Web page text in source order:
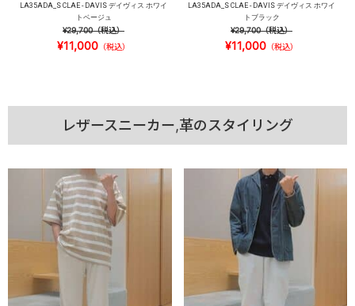
LA35ADA_S CLAE - DAVIS デイヴィス ホワイ
トベージュ
¥29,700（税込）
¥11,000 （税込）
LA35ADA_S CLAE - DAVIS デイヴィス ホワイ
トブラック
¥29,700（税込）
¥11,000 （税込）
レザースニーカー,革のスタイリング